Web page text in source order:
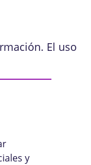
El uso
y